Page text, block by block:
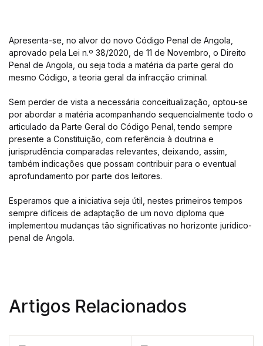
Apresenta-se, no alvor do novo Código Penal de Angola,
aprovado pela Lei n.º 38/2020, de 11 de Novembro, o Direito
Penal de Angola, ou seja toda a matéria da parte geral do
mesmo Código, a teoria geral da infracção criminal.
Sem perder de vista a necessária conceitualização, optou-se
por abordar a matéria acompanhando sequencialmente todo o
articulado da Parte Geral do Código Penal, tendo sempre
presente a Constituição, com referência à doutrina e
jurisprudência comparadas relevantes, deixando, assim,
também indicações que possam contribuir para o eventual
aprofundamento por parte dos leitores.
Esperamos que a iniciativa seja útil, nestes primeiros tempos
sempre difíceis de adaptação de um novo diploma que
implementou mudanças tão significativas no horizonte jurídico-
penal de Angola.
Artigos Relacionados